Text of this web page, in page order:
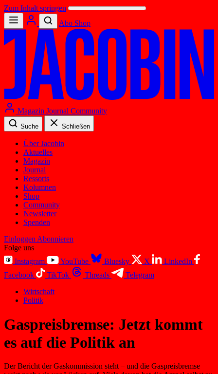
Zum Inhalt springen
Abo Shop
Magazin Journal Community
Suche Schließen
Über Jacobin
Aktuelles
Magazin
Journal
Ressorts
Kolumnen
Shop
Community
Newsletter
Spenden
Einloggen Abonnieren
Folge uns
Instagram
YouTube Bluesky X
LinkedIn
Facebook
TikTok Threads
Telegram
Wirtschaft
Politik
Gaspreisbremse: Jetzt kommt
es auf die Politik an
Der Bericht der Gaskommission steht – und die Gaspreisbremse